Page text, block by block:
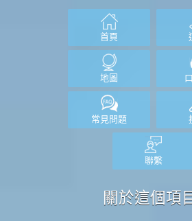
首頁
地圖
常見問題
聯繫
關於這個項